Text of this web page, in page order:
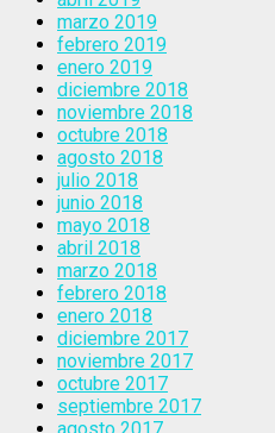
marzo 2019
febrero 2019
enero 2019
diciembre 2018
noviembre 2018
octubre 2018
agosto 2018
julio 2018
junio 2018
mayo 2018
abril 2018
marzo 2018
febrero 2018
enero 2018
diciembre 2017
noviembre 2017
octubre 2017
septiembre 2017